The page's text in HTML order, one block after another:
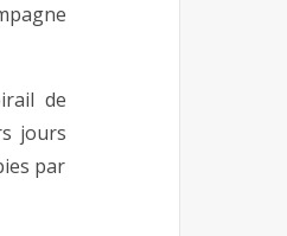
de
jours
par